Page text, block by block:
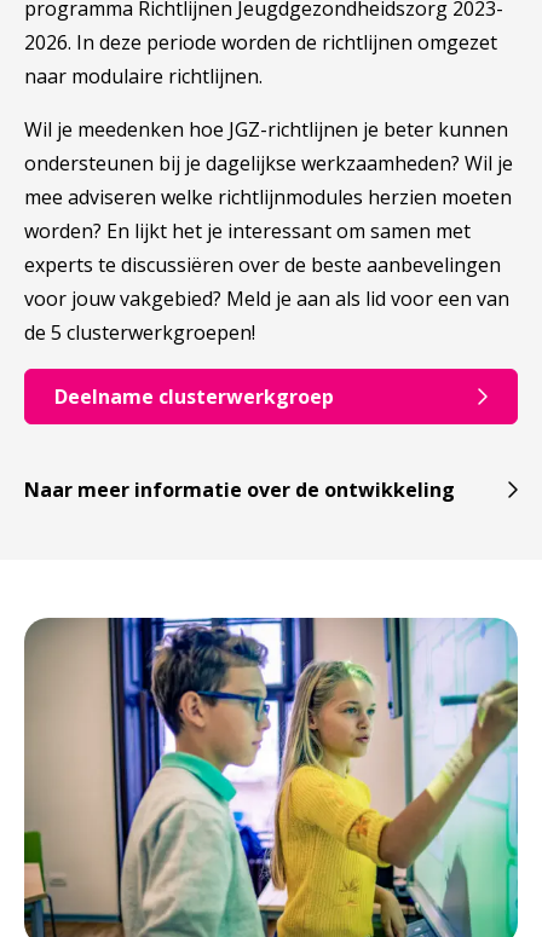
programma Richtlijnen Jeugdgezondheidszorg 2023-
2026. In deze periode worden de richtlijnen omgezet
naar modulaire richtlijnen.
Wil je meedenken hoe JGZ-richtlijnen je beter kunnen
ondersteunen bij je dagelijkse werkzaamheden? Wil je
mee adviseren welke richtlijnmodules herzien moeten
worden? En lijkt het je interessant om samen met
experts te discussiëren over de beste aanbevelingen
voor jouw vakgebied? Meld je aan als lid voor een van
de 5 clusterwerkgroepen!
Deelname clusterwerkgroep
Naar meer informatie over de ontwikkeling